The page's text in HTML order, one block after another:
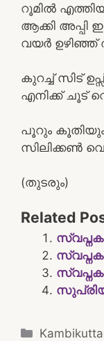
റൂമിൽ എത്തിയ
ആക്കി അപ്പി
വയർ ഉഴിഞ്ഞ്
കുറച്ച് സിട്
എനിക്ക് ചൂട്
പൂറും കൂതിയും
സിലിക്കൺ
(തുടരും)
Related
Categories